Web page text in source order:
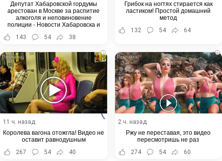
Депутат Хабаровской гордумы
арестован в Москве за распитие
алкоголя и неповиновение
полиции - Новости Хабаровска и
143 54 38
Грибок на ногтях стирается как
ластиком! Простой домашний
метод
132
54 64
i
11 ч. назад
Королева вагона отожгла! Видео не
оставит равнодушным
267
54 40
i
2 ч. назад
Ржу не переставая, это видео
пересмотришь не раз
274
54 60